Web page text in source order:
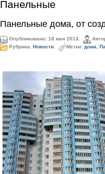
Панельные
Панельные дома, от
Опубликовано: 18 мая 2013.
Рубрика: Новости. Метки: дома